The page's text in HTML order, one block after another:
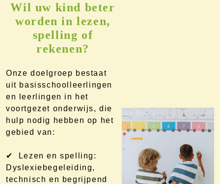
Wil uw kind beter
worden in lezen,
spelling of
rekenen?
Onze doelgroep bestaat
uit basisschoolleerlingen
en leerlingen in het
voortgezet onderwijs, die
hulp nodig hebben op het
gebied van:
✔ Lezen en spelling:
Dyslexiebegeleiding,
technisch en begrijpend